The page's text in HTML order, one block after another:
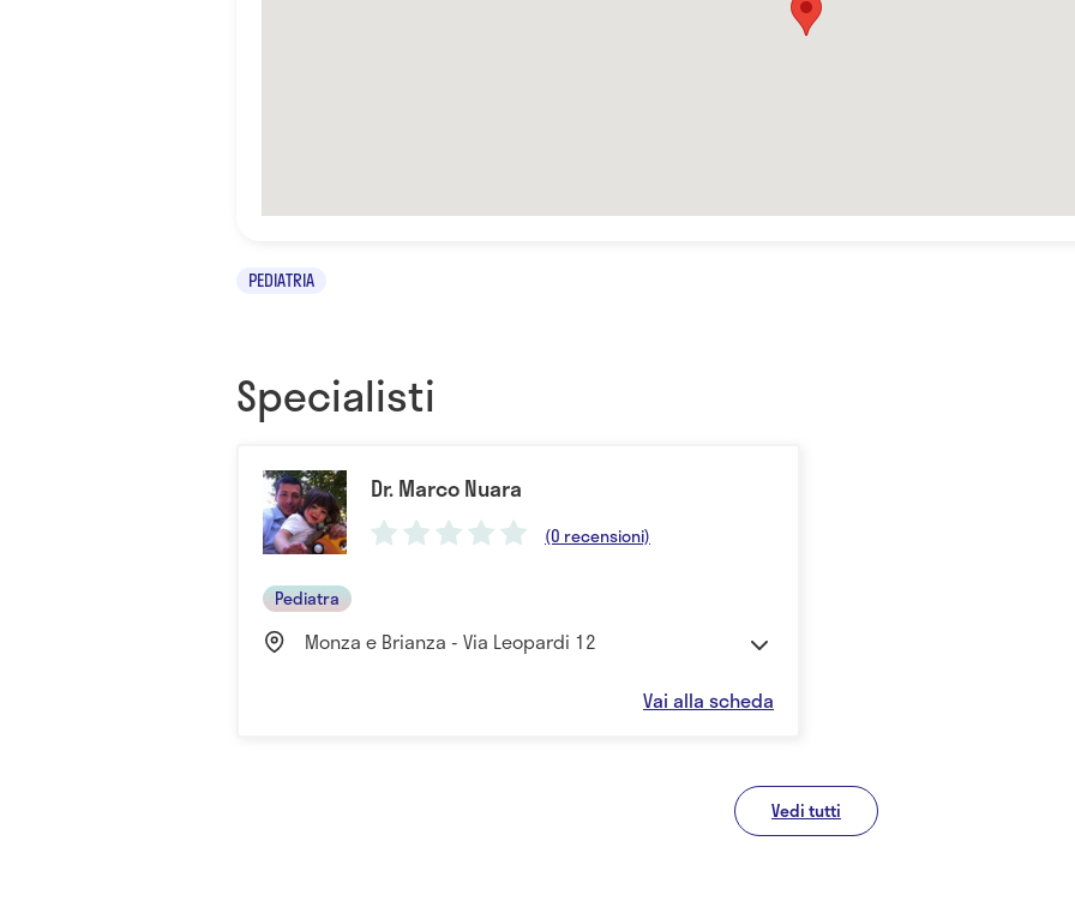
PEDIATRIA
Specialisti
Dr. Marco Nuara
(0 recensioni)
Pediatra
Monza e Brianza - Via Leopardi 12
Vai alla scheda
Vedi tutti